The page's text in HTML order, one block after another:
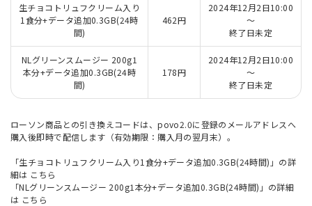
生チョコトリュフクリーム入り
1食分+データ追加0.3GB(24時
間)
462円
2024年12月2日10:00
～
終了日未定
NLグリーンスムージー 200g1
本分+データ追加0.3GB(24時
間)
178円
2024年12月2日10:00
～
終了日未定
ローソン商品との引き換えコードは、povo2.0に登録のメールアドレスへ
購入後即時で配信します（有効期限：購入月の翌月末）。
「生チョコトリュフクリーム入り1食分+データ追加0.3GB(24時間)」の詳
細は こちら
「NLグリーンスムージー 200g1本分+データ追加0.3GB(24時間)」の詳細
は こちら